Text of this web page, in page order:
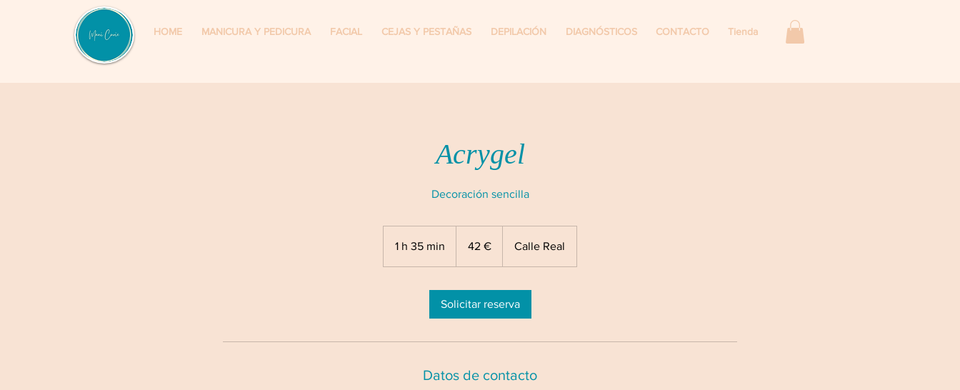
HOME MANICURA Y PEDICURA FACIAL CEJAS Y PESTAÑAS DEPILACIÓN DIAGNÓSTICOS CONTACTO Tienda
Acrygel
Decoración sencilla
1 h 35 min
5
42 € Calle Real
Solicitar reserva
Datos de contacto